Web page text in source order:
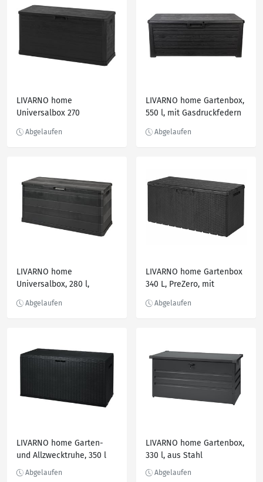
LIVARNO home
Universalbox 270
LIVARNO home Gartenbox,
550 l, mit Gasdruckfedern
LIVARNO home
Universalbox, 280 l,
LIVARNO home Gartenbox
340 L, PreZero, mit
LIVARNO home Garten-
und Allzwecktruhe, 350 l
LIVARNO home Gartenbox,
330 l, aus Stahl